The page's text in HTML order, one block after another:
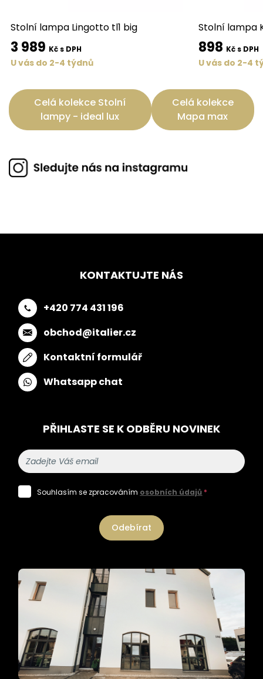
Stolní lampa Lingotto tl1 big
3 989 Kč s DPH
U vás do 2-4 týdnů
Stolní lampa
898 Kč s DPH
U vás do 2-4
Celá kolekce Stolní
lampy - ideal lux
Celá kolekce
Mapa max
KONTAKTUJTE NÁS
+420 774 431 196
obchod@italier.cz
Kontaktní formulář
Whatsapp chat
PŘIHLASTE SE K ODBĚRU NOVINEK
Souhlasím se zpracováním osobních údajů *
Odebírat